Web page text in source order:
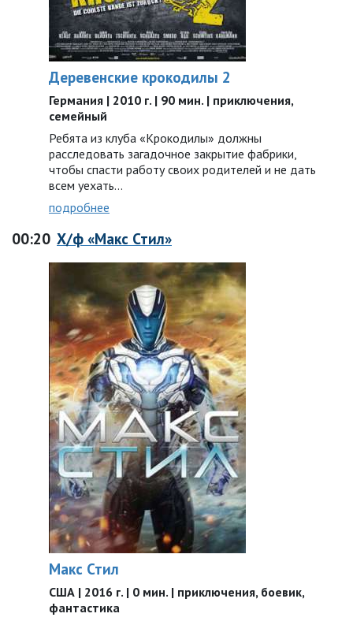
Деревенские крокодилы 2
Германия | 2010 г. | 90 мин. | приключения,
семейный
Ребята из клуба «Крокодилы» должны
расследовать загадочное закрытие фабрики,
чтобы спасти работу своих родителей и не дать
всем уехать…
подробнее
00:20 Х/ф «Макс Стил»
Макс Стил
США | 2016 г. | 0 мин. | приключения, боевик,
фантастика